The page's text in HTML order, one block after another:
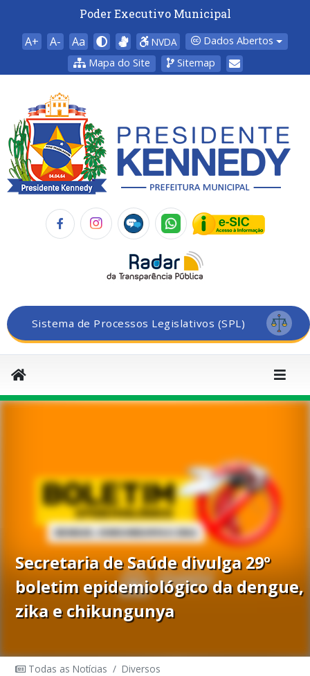
Poder Executivo Municipal
A+ A- Aa NVDA
Dados Abertos
Mapa do Site
Sitemap
Sistema de Processos Legislativos (SPL)
Secretaria de Saúde divulga 29º
boletim epidemiológico da dengue,
zika e chikungunya
Todas as Notícias / Diversos